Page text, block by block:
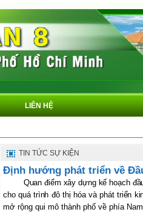
LIÊN HỆ
TIN TỨC SỰ KIỆN
Định hướng phát triển về
Quan điểm xây dựng kế hoạch
cho quá trình đô thị hóa và phát triển
mở rộng qui mô thành phố về phía